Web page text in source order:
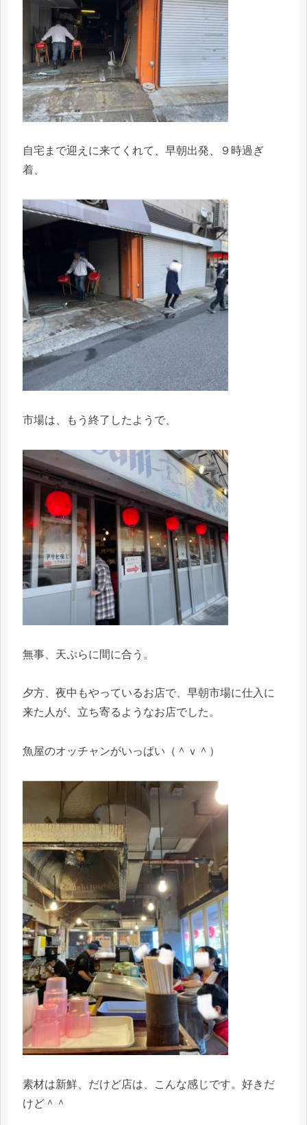
自宅まで迎えに来てくれて、早朝出発、９時過ぎ
着、
市場は、もう終了したようで、
無事、天ぷらに間に合う。
夕方、夜中もやっているお店で、早朝市場に仕入に
来た人が、立ち寄るようなお店でした。
魚屋のオッチャンがいっぱい（＾ｖ＾）
素材は新鮮、だけど店は、こんな感じです。好きだ
けど＾＾